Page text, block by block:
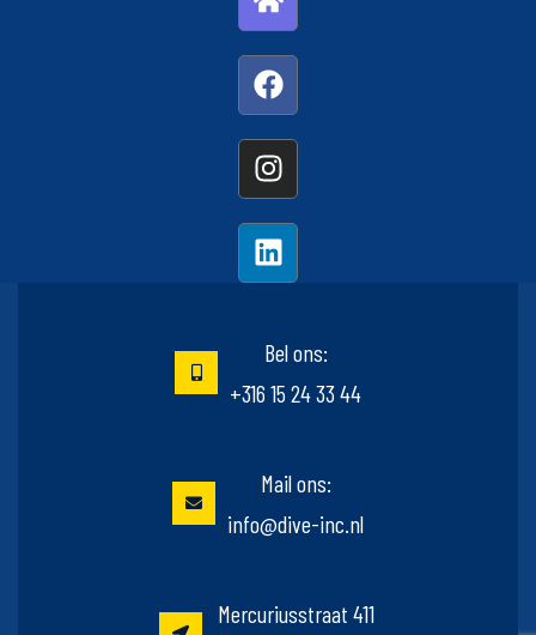
Bel ons:
+316 15 24 33 44
Mail ons:
info@dive-inc.nl
Mercuriusstraat 411